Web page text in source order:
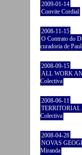
2009-01-14
Convite Cordial
2008-11-15
O Contrato do
curadoria de
2008-09-15
ALL WORK
Colectiva
2008-06-11
TERRITORIAL
Colectiva
2008-04-28
NOVAS
Miranda